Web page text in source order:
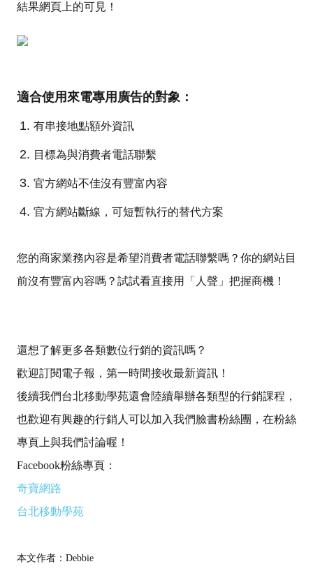
結果網頁上的可見！
適合使用來電專用廣告的對象：
有串接地點額外資訊
目標為與消費者電話聯繫
官方網站不佳沒有豐富內容
官方網站斷線，可短暫執行的替代方案
您的商家業務內容是希望消費者電話聯繫嗎？你的網站目
前沒有豐富內容嗎？試試看直接用「人聲」把握商機！
還想了解更多各類數位行銷的資訊嗎？
歡迎訂閱電子報，第一時間接收最新資訊！
後續我們台北移動學苑還會陸續舉辦各類型的行銷課程，
也歡迎有興趣的行銷人可以加入我們臉書粉絲團，在粉絲
專頁上與我們討論喔！
Facebook粉絲專頁：
奇寶網路
台北移動學苑
本文作者：Debbie